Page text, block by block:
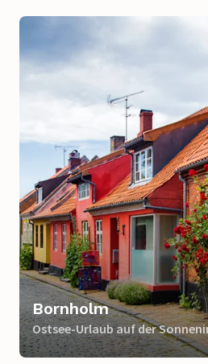
Bornholm
Ostsee-Urlaub auf der